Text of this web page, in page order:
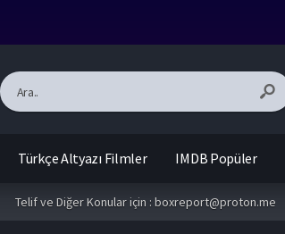
Türkçe Altyazı Filmler IMDB Popüler
Telif ve Diğer Konular için : boxreport@proton.me